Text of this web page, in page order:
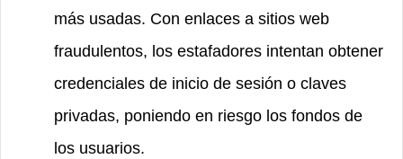
más usadas. Con enlaces a sitios web
fraudulentos, los estafadores intentan obtener
credenciales de inicio de sesión o claves
privadas, poniendo en riesgo los fondos de
los usuarios.